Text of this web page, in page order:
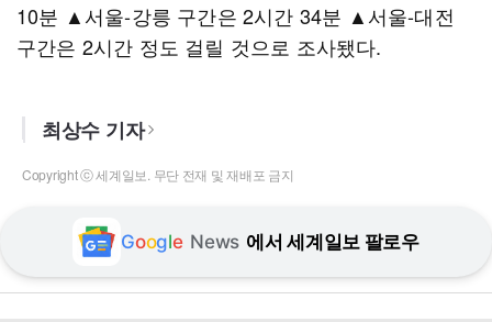
10분 ▲서울-강릉 구간은 2시간 34분 ▲서울-대전
구간은 2시간 정도 걸릴 것으로 조사됐다.
최상수 기자
Copyright ⓒ 세계일보. 무단 전재 및 재배포 금지
Google News 에서 세계일보 팔로우